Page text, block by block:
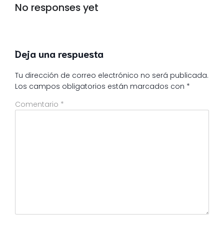
No responses yet
Deja una respuesta
Tu dirección de correo electrónico no será publicada.
Los campos obligatorios están marcados con *
Comentario *